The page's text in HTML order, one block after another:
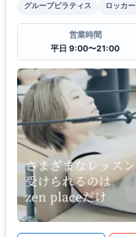
グループピラティス
ロッカー
営業時間
平日 9:00〜21:00